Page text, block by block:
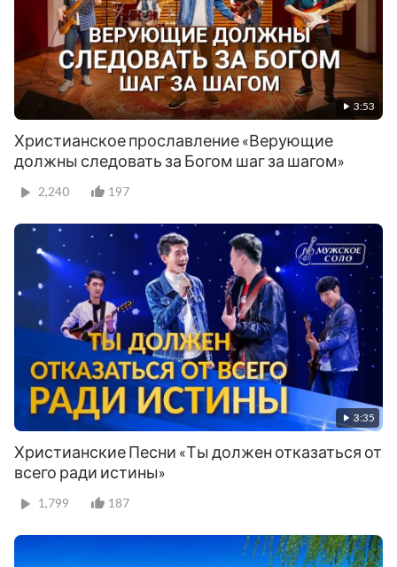
3:53
Христианское прославление «Верующие
должны следовать за Богом шаг за шагом»
2,240 197
3:35
Христианские Песни «Ты должен отказаться от
всего ради истины»
1,799 187